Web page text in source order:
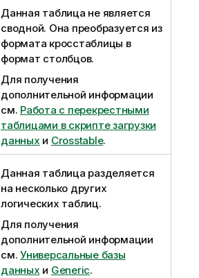
Данная таблица не является
сводной. Она преобразуется из
формата кросстаблицы в
формат столбцов.
Для получения
дополнительной информации
см. Работа с перекрестными
таблицами в скрипте загрузки
данных и Crosstable.
Данная таблица разделяется
на несколько других
логических таблиц.
Для получения
дополнительной информации
см. Универсальные базы
данных и Generic.